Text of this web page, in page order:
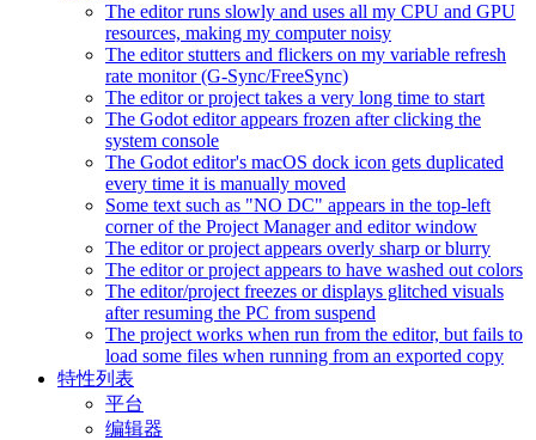
The editor runs slowly and uses all my CPU and GPU
resources, making my computer noisy
The editor stutters and flickers on my variable refresh
rate monitor (G-Sync/FreeSync)
The editor or project takes a very long time to start
The Godot editor appears frozen after clicking the
system console
The Godot editor's macOS dock icon gets duplicated
every time it is manually moved
Some text such as "NO DC" appears in the top-left
corner of the Project Manager and editor window
The editor or project appears overly sharp or blurry
The editor or project appears to have washed out colors
The editor/project freezes or displays glitched visuals
after resuming the PC from suspend
The project works when run from the editor, but fails to
load some files when running from an exported copy
特性列表
平台
编辑器